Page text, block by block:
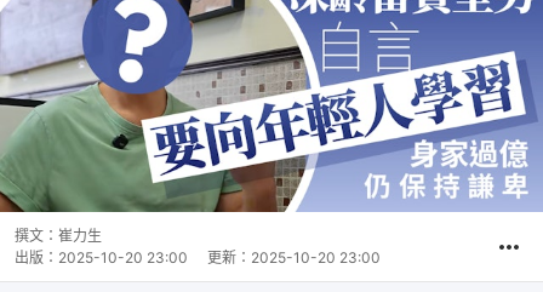
撰文： 崔力生
出版： 2025-10-20 23:00 更新： 2025-10-20 23:00